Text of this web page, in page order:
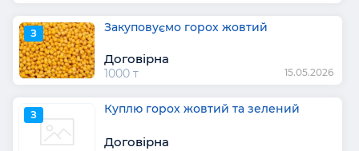
З Закуповуємо горох жовтий
Договірна
1000 т 15.05.2026
З Куплю горох жовтий та зелений
Договірна